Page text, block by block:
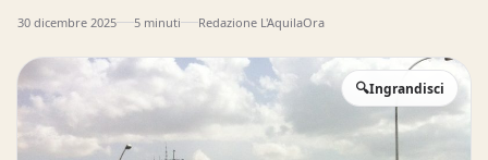
30 dicembre 2025 5 minuti Redazione L'AquilaOra
🔍Ingrandisci